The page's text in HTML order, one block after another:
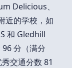
Delicious、
近的学校，如
和 Gledhill
分（满分
交通分数 81